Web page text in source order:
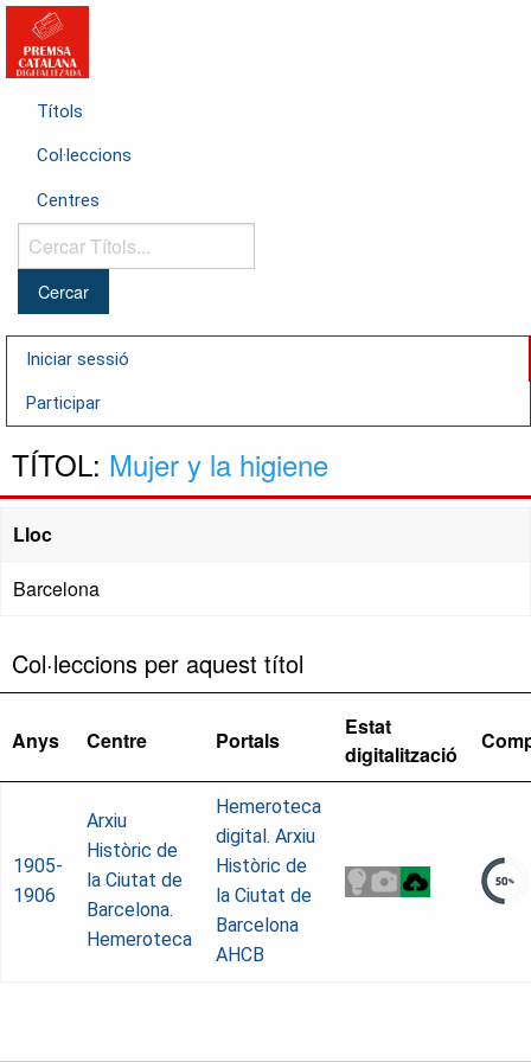
Títols
Col·leccions
Centres
Cercar
Títols...
Iniciar sessió
Participar
TÍTOL: Mujer y la higiene
Lloc
Barcelona
Col·leccions per aquest títol
Anys Centre Portals
Estat
digitalització
1905-
1906
Arxiu
Històric de
la Ciutat de
Barcelona.
Hemeroteca
Hemeroteca
digital. Arxiu
Històric de
la Ciutat de
Barcelona
AHCB